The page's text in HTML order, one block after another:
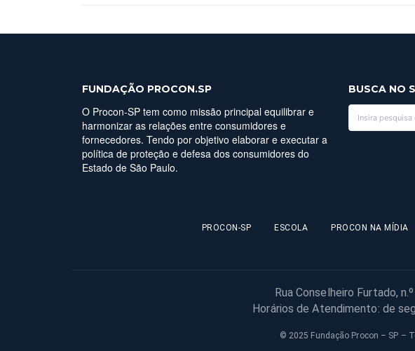
FUNDAÇÃO PROCON.SP
O Procon-SP tem como missão principal equilibrar e
harmonizar as relações entre consumidores e
fornecedores. Tendo por objetivo elaborar e executar a
política de proteção e defesa dos consumidores do
Estado de São Paulo.
BUSCA NO
PROCON-SP ESCOLA PROCON NA MÍDIA
Rua Conselheiro Furtado,
Horários de Atendimento: de
© 2025 Fundação Procon – SP –